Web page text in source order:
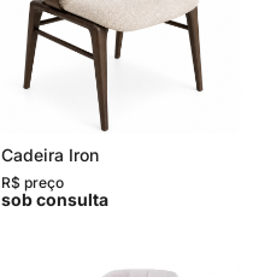
Cadeira Iron
R$ preço
sob consulta